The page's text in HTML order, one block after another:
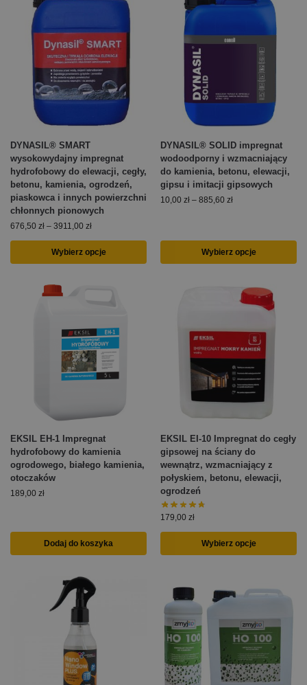
DYNASIL® SMART
wysokowydajny impregnat
hydrofobowy do elewacji, cegły,
betonu, kamienia, ogrodzeń,
piaskowca i innych powierzchni
chłonnych pionowych
676,50 zł – 3911,00 zł
Wybierz opcje
DYNASIL® SOLID impregnat
wodoodporny i wzmacniający
do kamienia, betonu, elewacji,
gipsu i imitacji gipsowych
10,00 zł – 885,60 zł
Wybierz opcje
EKSIL EH-1 Impregnat
hydrofobowy do kamienia
ogrodowego, białego kamienia,
otoczaków
189,00 zł
Dodaj do koszyka
EKSIL EI-10 Impregnat do cegły
gipsowej na ściany do
wewnątrz, wzmacniający z
połyskiem, betonu, elewacji,
ogrodzeń
179,00 zł
Wybierz opcje